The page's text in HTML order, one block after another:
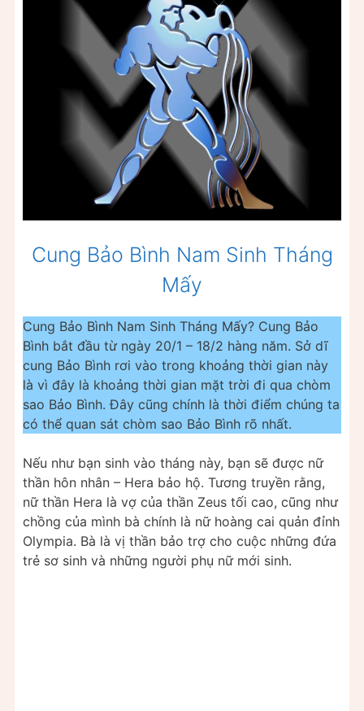
Cung Bảo Bình Nam Sinh Tháng
Mấy
Cung Bảo Bình Nam Sinh Tháng Mấy? Cung Bảo
Bình bắt đầu từ ngày 20/1 – 18/2 hàng năm. Sở dĩ
cung Bảo Bình rơi vào trong khoảng thời gian này
là vì đây là khoảng thời gian mặt trời đi qua chòm
sao Bảo Bình. Đây cũng chính là thời điểm chúng ta
có thể quan sát chòm sao Bảo Bình rõ nhất.
Nếu như bạn sinh vào tháng này, bạn sẽ được nữ
thần hôn nhân – Hera bảo hộ. Tương truyền rằng,
nữ thần Hera là vợ của thần Zeus tối cao, cũng như
chồng của mình bà chính là nữ hoàng cai quản đỉnh
Olympia. Bà là vị thần bảo trợ cho cuộc những đứa
trẻ sơ sinh và những người phụ nữ mới sinh.